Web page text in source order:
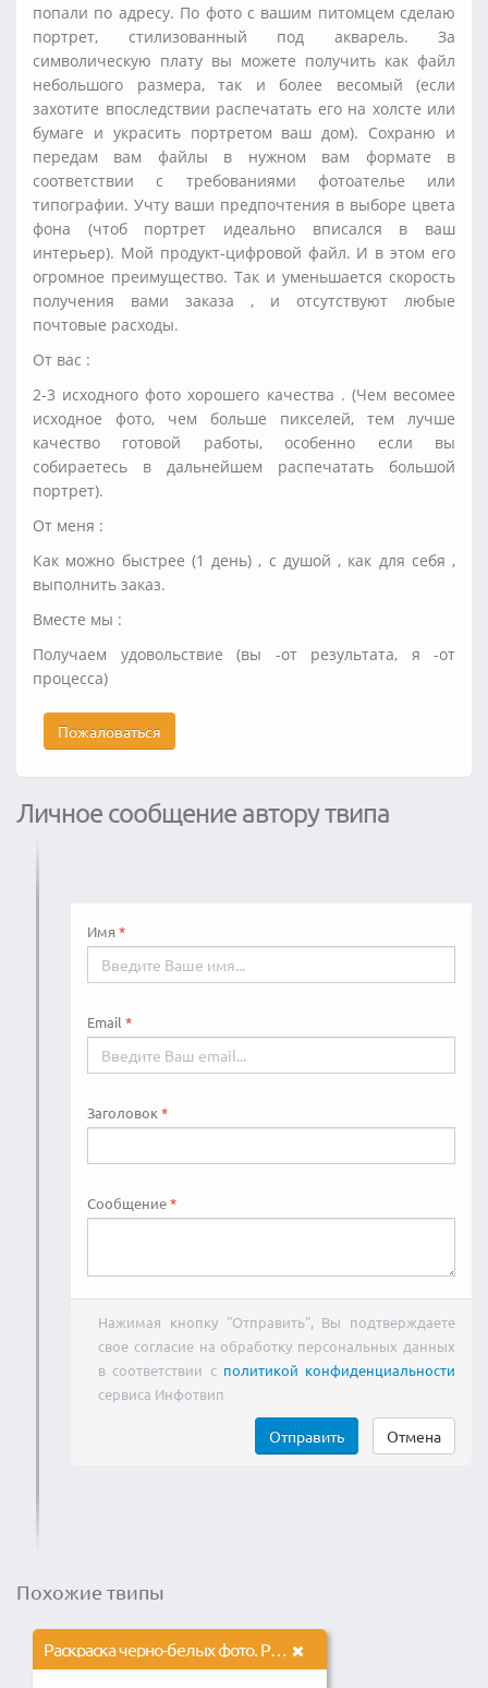
попали по адресу. По фото с вашим питомцем сделаю
портрет, стилизованный под акварель. За
символическую плату вы можете получить как файл
небольшого размера, так и более весомый (если
захотите впоследствии распечатать его на холсте или
бумаге и украсить портретом ваш дом). Сохраню и
передам вам файлы в нужном вам формате в
соответствии с требованиями фотоателье или
типографии. Учту ваши предпочтения в выборе цвета
фона (чтоб портрет идеально вписался в ваш
интерьер). Мой продукт-цифровой файл. И в этом его
огромное преимущество. Так и уменьшается скорость
получения вами заказа , и отсутствуют любые
почтовые расходы.
От вас :
2-3 исходного фото хорошего качества . (Чем весомее
исходное фото, чем больше пикселей, тем лучше
качество готовой работы, особенно если вы
собираетесь в дальнейшем распечатать большой
портрет).
От меня :
Как можно быстрее (1 день) , с душой , как для себя ,
выполнить заказ.
Вместе мы :
Получаем удовольствие (вы -от результата, я -от
процесса)
Пожаловаться
Личное сообщение автору твипа
Имя
Email
Заголовок
Сообщение
Нажимая кнопку "Отправить", Вы подтверждаете
свое согласие на обработку персональных данных
в соответствии с политикой конфиденциальности
сервиса Инфотвип
Отправить Отмена
Похожие твипы
Раскраска черно-белых фото. Реставрация, колоризация, оживление